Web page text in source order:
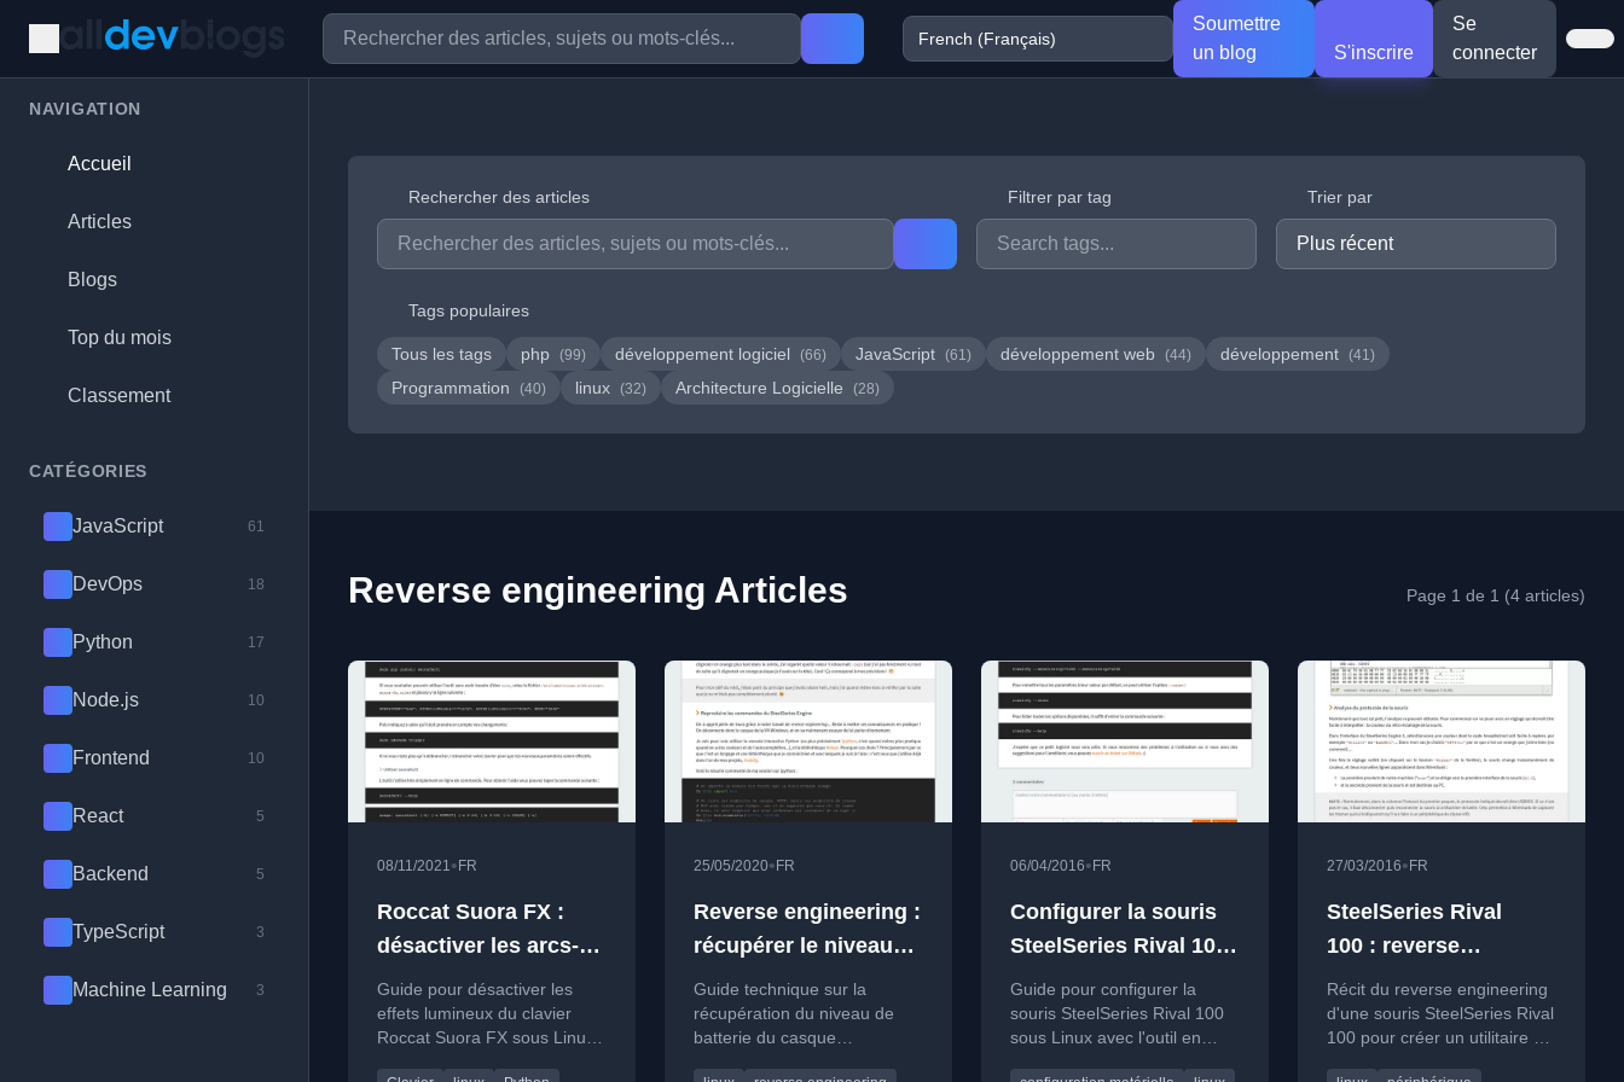
Soumettre
un blog
S'inscrire
Se
connecter
NAVIGATION
Accueil
Articles
Blogs
Top du mois
Classement
CATÉGORIES
JavaScript 61
DevOps 18
Python 17
Node.js 10
Frontend 10
React 5
Backend 5
TypeScript 3
Machine Learning 3
Rechercher des articles Filtrer par tag Trier par
Tags populaires
Tous les tags php (99) développement logiciel (66) JavaScript (61) développement web (44) développement (41)
Programmation (40) linux (32) Architecture Logicielle (28)
Reverse engineering Articles Page 1 de 1 (4 articles)
08/11/2021• FR
Roccat Suora FX :
désactiver les arcs-
en-ciel et autres
licorneries sous
Linux
Guide pour désactiver les
effets lumineux du clavier
Roccat Suora FX sous Linux
25/05/2020• FR
Reverse engineering :
récupérer le niveau
de batterie du casque
sans fil SteelSeries
Arctis 7
Guide technique sur la
récupération du niveau de
batterie du casque
06/04/2016• FR
Configurer la souris
SteelSeries Rival 100
sous Linux
Guide pour configurer la
souris SteelSeries Rival 100
sous Linux avec l'outil en
27/03/2016• FR
SteelSeries Rival
100 : reverse
engineering d'un
périphérique USB
Récit du reverse engineering
d'une souris SteelSeries Rival
100 pour créer un utilitaire de